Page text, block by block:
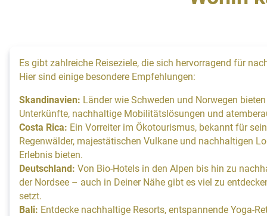
Es gibt zahlreiche Reiseziele, die sich hervorragend für
Hier sind einige besondere Empfehlungen:
Skandinavien: Länder wie Schweden und Norwegen
Unterkünfte, nachhaltige Mobilitätslösungen und
Costa Rica: Ein Vorreiter im Ökotourismus, bekannt für
Regenwälder, majestätischen Vulkane und nachhaltigen
Erlebnis bieten.
Deutschland: Von Bio-Hotels in den Alpen bis hin zu
der Nordsee – auch in Deiner Nähe gibt es viel zu
setzt.
Bali: Entdecke nachhaltige Resorts, entspannende Yoga-